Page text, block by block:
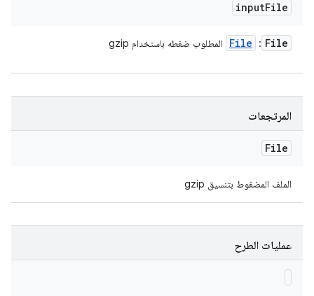
inputFile
File
:
File المطلوب ضغطه باستخدام gzip
المرتجعات
File
الملف المضغوط بتنسيق gzip
عمليات الطرح